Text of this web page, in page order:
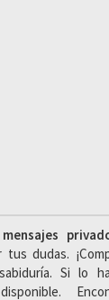
mensajes
tus dudas.
Si lo